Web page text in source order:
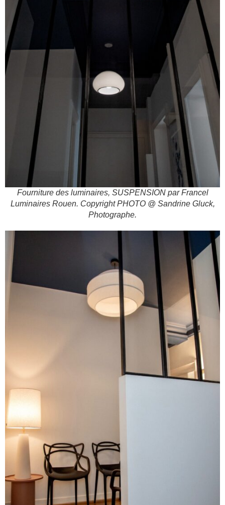
Fourniture des luminaires, SUSPENSION par Francel
Luminaires Rouen. Copyright PHOTO @ Sandrine Gluck,
Photographe.